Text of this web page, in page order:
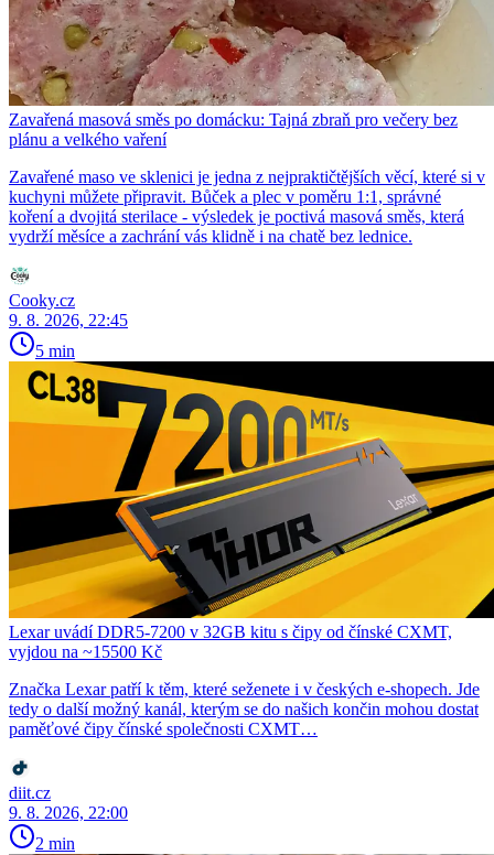
Zavařená masová směs po domácku: Tajná zbraň pro večery bez
plánu a velkého vaření
Zavařené maso ve sklenici je jedna z nejpraktičtějších věcí, které si v
kuchyni můžete připravit. Bůček a plec v poměru 1:1, správné
koření a dvojitá sterilace - výsledek je poctivá masová směs, která
vydrží měsíce a zachrání vás klidně i na chatě bez lednice.
Cooky.cz
9. 8. 2026, 22:45
5 min
Lexar uvádí DDR5-7200 v 32GB kitu s čipy od čínské CXMT,
vyjdou na ~15500 Kč
Značka Lexar patří k těm, které seženete i v českých e-shopech. Jde
tedy o další možný kanál, kterým se do našich končin mohou dostat
paměťové čipy čínské společnosti CXMT…
diit.cz
9. 8. 2026, 22:00
2 min